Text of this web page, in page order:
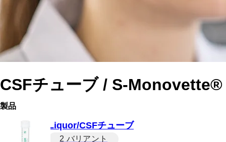
CSFチューブ / S-Monovette®
製品
Liquor/CSFチューブ
2 バリアント